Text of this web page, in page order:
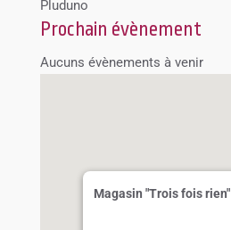
Pluduno
Prochain évènement
Aucuns évènements à venir
Magasin "Trois fois rien"